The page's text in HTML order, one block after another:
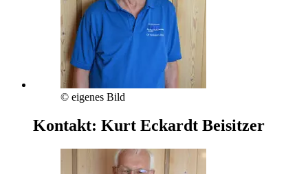
© eigenes Bild
Kontakt: Kurt Eckardt Beisitzer